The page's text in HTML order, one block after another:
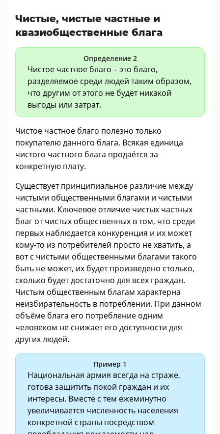
Чистые, чистые частные и
квазиобщественные блага
Определение 2
Чистое частное благо – это благо,
разделяемое среди людей таким образом,
что другим от этого не будет никакой
выгоды или затрат.
Чистое частное благо полезно только
покупателю данного блага. Всякая единица
чистого частного блага продаётся за
конкретную плату.
Существует принципиальное различие между
чистыми общественными благами и чистыми
частными. Ключевое отличие чистых частных
благ от чистых общественных в том, что среди
первых наблюдается конкуренция и их может
кому-то из потребителей просто не хватить, а
вот с чистыми общественными благами такого
быть не может, их будет произведено столько,
сколько будет достаточно для всех граждан.
Чистым общественным благам характерна
неизбирательность в потреблении. При данном
объёме блага его потребление одним
человеком не снижает его доступности для
других людей.
Пример 1
Национальная армия всегда на страже,
готова защитить покой граждан и их
интересы. Вместе с тем ежеминутно
увеличивается численность населения
конкретной страны посредством